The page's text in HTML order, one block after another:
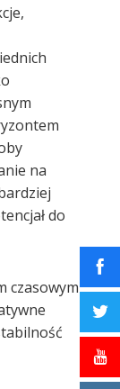
na
do
czasowym